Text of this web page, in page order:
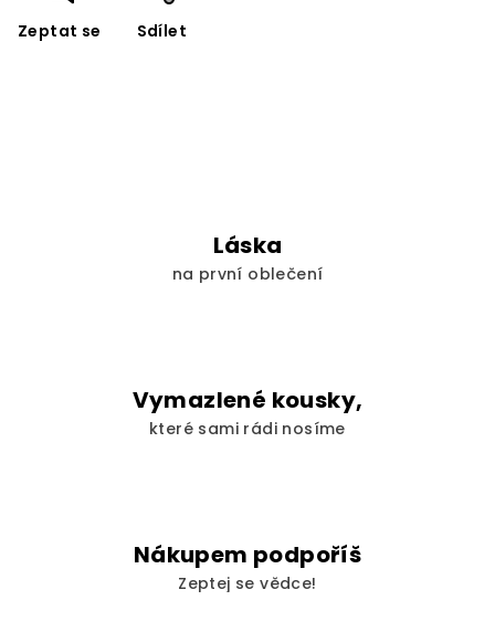
Zeptat se Sdílet
Láska
na první oblečení
Vymazlené kousky,
které sami rádi nosíme
Nákupem podpoříš
Zeptej se vědce!